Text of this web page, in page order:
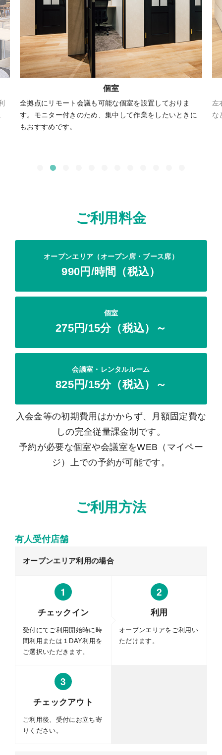
個室
全拠点にリモート会議も可能な個室を設置しておりま
す。モニター付きのため、集中して作業をしたいときに
もおすすめです。
左
な
ご利用料金
オープンエリア （オープン席・ブース席）
990円/時間（税込）
個室
275円/15分（税込）～
会議室・レンタルルーム
825円/15分（税込）～
入会金等の初期費用はかからず、月額固定費な
しの完全従量課金制です。
予約が必要な個室や会議室をWEB（マイペー
ジ）上での予約が可能です。
ご利用方法
有人受付店舗
オープンエリア利用の場合
1
チェックイン
受付にてご利用開始時に時
間利用または１DAY利用を
ご選択いただきます。
2
利用
オープンエリアをご利用い
ただけます。
3
チェックアウト
ご利用後、受付にお立ち寄
りください。